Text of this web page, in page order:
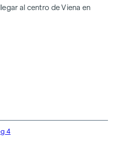
al centro de Viena en
utilizado con fines
atención a los detalles y se
calidad. Se prestó especial
así como a los accesos
oeste de las estancias
4